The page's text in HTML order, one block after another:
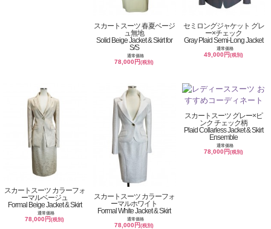
スカートスーツ 春夏ベージ
ュ無地
Solid Beige Jacket & Skirt for
S/S
通常価格
78,000円(税別)
セミロングジャケット グレ
ー×チェック
Gray Plaid Semi-Long Jacket
通常価格
49,000円(税別)
スカートスーツ カラーフォ
ーマルベージュ
Formal Beige Jacket & Skirt
通常価格
78,000円(税別)
スカートスーツ カラーフォ
ーマルホワイト
Formal White Jacket & Skirt
通常価格
78,000円(税別)
スカートスーツ グレー×ピ
ンク チェック柄
Plaid Collarless Jacket & Skirt
Ensemble
通常価格
78,000円(税別)